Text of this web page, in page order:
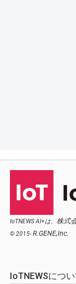
IoTNEWS AI+は、 株式
© 2015- R.GENE,Inc.
IoTNEWSにつ